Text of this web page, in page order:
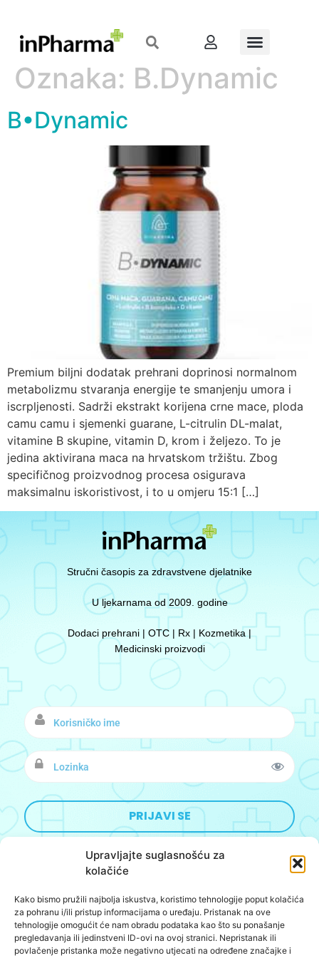
Upravljajte suglasnošću za
kolačiće
Kako bismo pružili najbolja iskustva, koristimo tehnologije poput kolačića
za pohranu i/ili pristup informacijama o uređaju. Pristanak na ove
tehnologije omogućit će nam obradu podataka kao što su ponašanje
pregledavanja ili jedinstveni ID-ovi na ovoj stranici. Nepristanak ili
povlačenje pristanka može negativno utjecati na određene značajke i
Oznaka: B.Dynamic
B•Dynamic
Premium biljni dodatak prehrani doprinosi normalnom
metabolizmu stvaranja energije te smanjenju umora i
iscrpljenosti. Sadrži ekstrakt korijena crne mace, ploda
camu camu i sjemenki guarane, L-citrulin DL-malat,
vitamine B skupine, vitamin D, krom i željezo. To je
jedina aktivirana maca na hrvatskom tržištu. Zbog
specifičnog proizvodnog procesa osigurava
maksimalnu iskoristivost, i to u omjeru 15:1 […]
Stručni časopis za zdravstvene djelatnike
U ljekarnama od 2009. godine
Dodaci prehrani | OTC | Rx | Kozmetika |
Medicinski proizvodi
Designed&Developed by:BoomBushBoo
O nama